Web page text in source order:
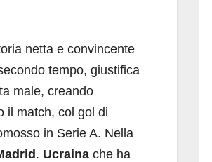
netta e convincente
tempo, giustifica
male, creando
il match, col gol di
in Serie A. Nella
. Ucraina che ha